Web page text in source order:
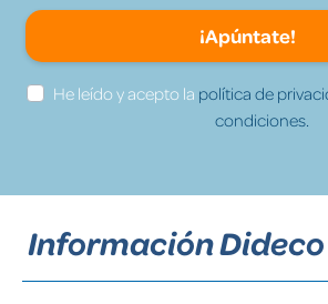
¡Apúntate!
He leído y acepto la política de
condiciones.
Información Dideco